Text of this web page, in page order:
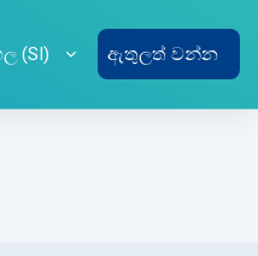
‎(SI)‎ ඇතුලත් වන්න